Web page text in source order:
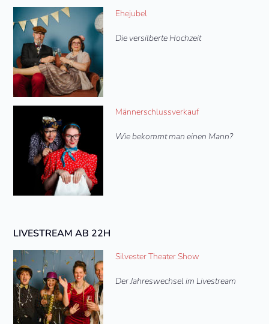
Ehejubel
Die versilberte Hochzeit
Männerschlussverkauf
Wie bekommt man einen Mann?
LIVESTREAM AB 22H
Silvester Theater Show
Der Jahreswechsel im Livestream